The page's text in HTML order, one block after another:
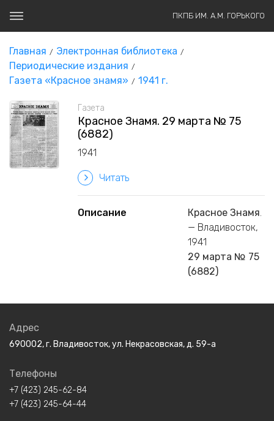
ПКПБ ИМ. А.М. ГОРЬКОГО
Главная
Электронная библиотека
Периодические издания
Газета «Красное знамя»
1941 г.
Газета
Красное Знамя. 29 марта № 75
(6882)
1941
Читать
Описание Красное Знамя.
— Владивосток,
1941
29 марта № 75
(6882)
Адрес
690002, г. Владивосток, ул. Некрасовская, д. 59-а
Телефоны
+7 (423) 245-62-84
+7 (423) 245-64-44